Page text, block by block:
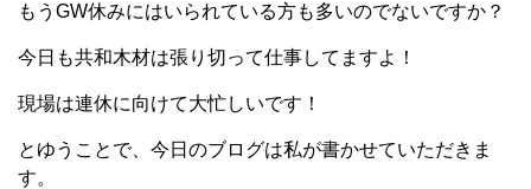
もうGW休みにはいられている方も多いのでないですか？
今日も共和木材は張り切って仕事してますよ！
現場は連休に向けて大忙しいです！
とゆうことで、今日のブログは私が書かせていただきま
す。